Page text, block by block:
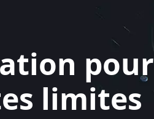
pour
limites